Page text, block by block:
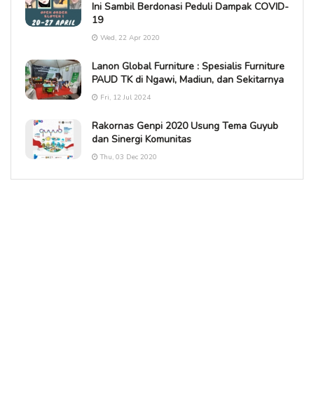
Ini Sambil Berdonasi Peduli Dampak COVID-
19
Wed, 22 Apr 2020
Lanon Global Furniture : Spesialis Furniture
PAUD TK di Ngawi, Madiun, dan Sekitarnya
Fri, 12 Jul 2024
Rakornas Genpi 2020 Usung Tema Guyub
dan Sinergi Komunitas
Thu, 03 Dec 2020